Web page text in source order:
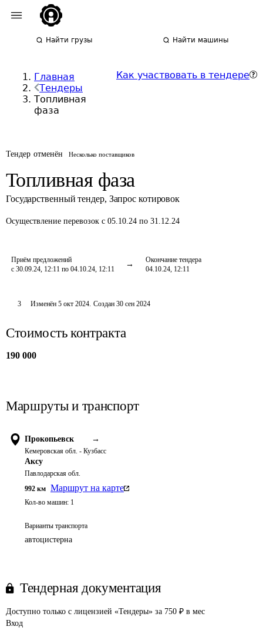
Найти грузы Найти машины
Главная
Тендеры
Топливная
фаза
Как участвовать в тендере
Тендер отменён Несколько поставщиков
Топливная фаза
Государственный тендер, Запрос котировок
Осуществление перевозок с 05.10.24 по 31.12.24
Приём предложений
с 30.09.24, 12:11 по 04.10.24, 12:11
Окончание тендера
04.10.24, 12:11
3 Изменён 5 окт 2024. Создан 30 сен 2024
Стоимость контракта
190 000
Маршруты и транспорт
Прокопьевск →
Кемеровская обл. - Кузбасс
Аксу
Павлодарская обл.
992 км Маршрут на карте
Кол-во машин: 1
Варианты транспорта
автоцистерна
Тендерная документация
Доступно только с лицензией «Тендеры» за 750 ₽ в мес
Вход